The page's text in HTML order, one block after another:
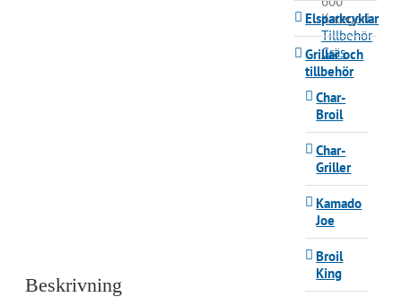
Kategori:
Tillbehör
Gräs
Beskrivning
Elsparkcyklar
Grillar och
tillbehör
Char-
Broil
Char-
Griller
Kamado
Joe
Broil
King